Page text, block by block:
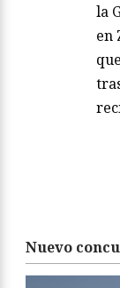
la
en
Nuevo